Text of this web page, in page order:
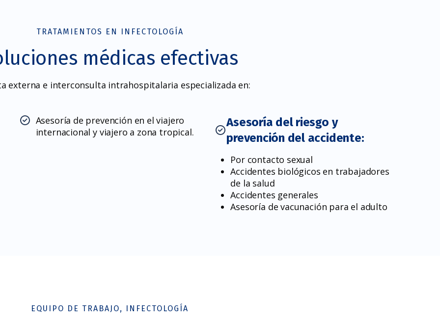
TRATAMIENTOS EN INFECTOLOGÍA
médicas efectivas
externa e interconsulta intrahospitalaria especializada en:
Asesoría de prevención en el viajero
internacional y viajero a zona tropical.
Asesoría del riesgo y
prevención del accidente:
Por contacto sexual
Accidentes biológicos en trabajadores
de la salud
Accidentes generales
Asesoría de vacunación para el adulto
EQUIPO DE TRABAJO, INFECTOLOGÍA